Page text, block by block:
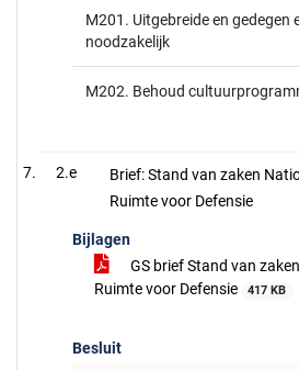
M201. Uitgebreide en gedegen
noodzakelijk
M202. Behoud
2.e
Brief: Stand van zaken
Ruimte voor Defensie
Bijlagen
GS brief Stand van
Ruimte voor Defensie
417 KB
Besluit